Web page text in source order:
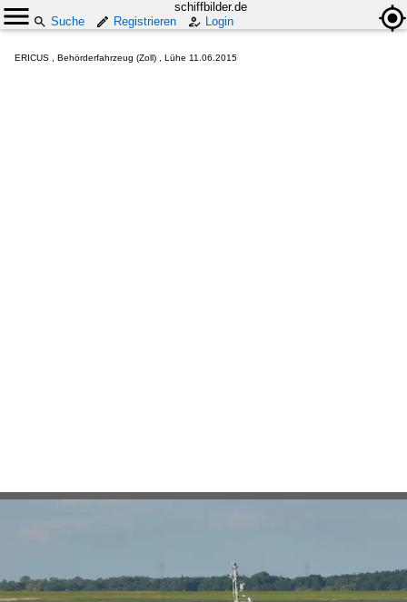
schiffbilder.de
Suche
Registrieren Login
ERICUS , Behörderfahrzeug (Zoll) , Lühe 11.06.2015